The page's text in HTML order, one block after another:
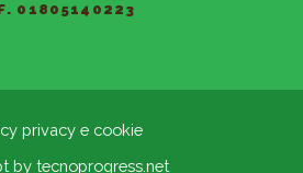
01805140223
privacy e cookie
by tecnoprogress.net